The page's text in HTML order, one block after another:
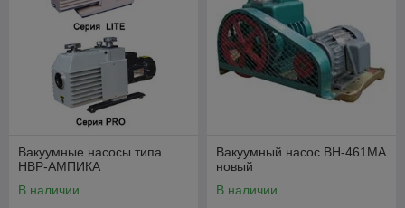
Вакуумные насосы типа
НВР-АМПИКА
В наличии
Вакуумный насос ВН-461МА
новый
В наличии